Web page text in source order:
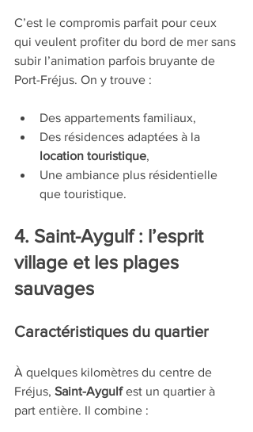
C’est le compromis parfait pour ceux
qui veulent profiter du bord de mer sans
subir l’animation parfois bruyante de
Port-Fréjus. On y trouve :
Des appartements familiaux,
Des résidences adaptées à la
location touristique,
Une ambiance plus résidentielle
que touristique.
4. Saint-Aygulf : l’esprit
village et les plages
sauvages
Caractéristiques du quartier
À quelques kilomètres du centre de
Fréjus, Saint-Aygulf est un quartier à
part entière. Il combine :